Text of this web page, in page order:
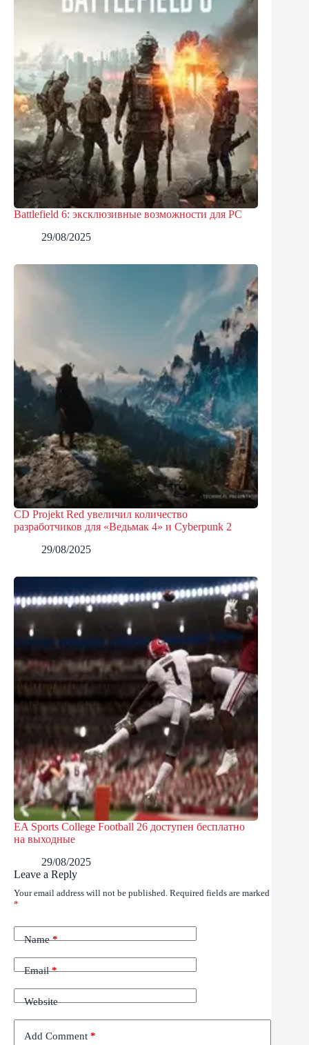
Battlefield 6: эксклюзивные возможности для PC
29/08/2025
CD Projekt Red увеличил количество
разработчиков для «Ведьмак 4» и Cyberpunk 2
29/08/2025
EA Sports College Football 26 доступен бесплатно
на выходные
29/08/2025
Leave a Reply
Your email address will not be published. Required fields are marked
*
Name*
Email*
Website
Add Comment *